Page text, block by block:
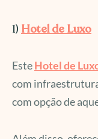
1) Hotel de Luxo
EsteHotel de
com
com opção de